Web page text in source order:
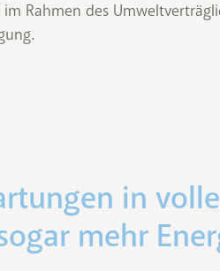
Rahmen des
in
mehr